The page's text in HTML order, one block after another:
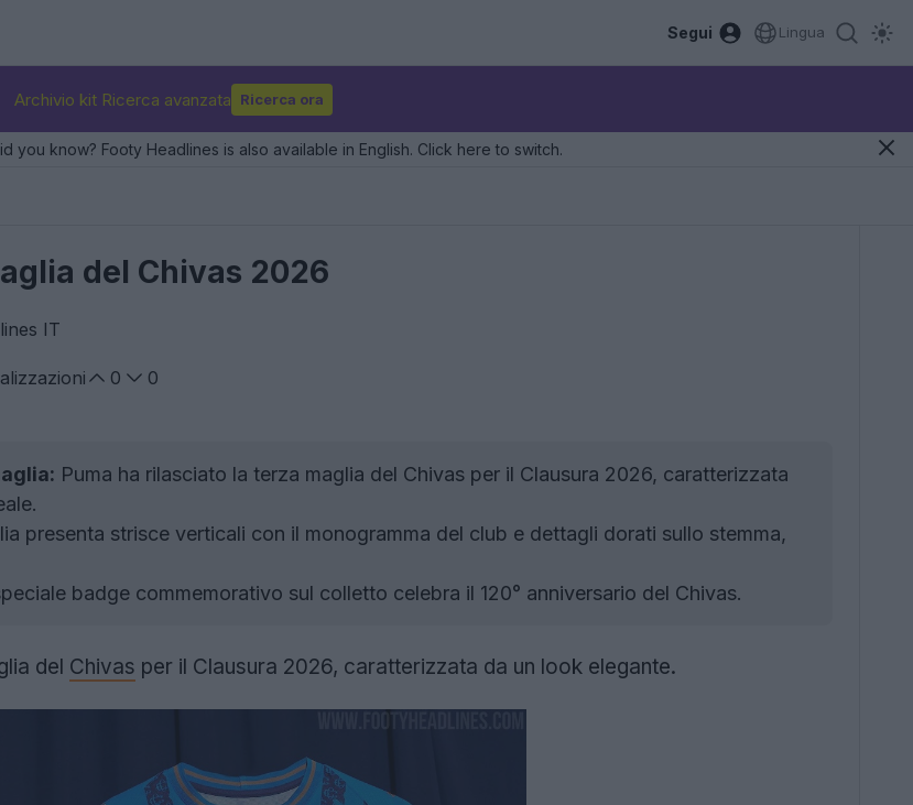
Segui Lingua
Archivio kit Ricerca avanzata Ricerca ora
you know? Footy Headlines is also available in English. Click here to switch.
del Chivas 2026
IT
0
0
Puma ha rilasciato la terza maglia del Chivas per il Clausura 2026, caratterizzata
presenta strisce verticali con il monogramma del club e dettagli dorati sullo stemma,
badge commemorativo sul colletto celebra il 120° anniversario del Chivas.
del Chivas per il Clausura 2026, caratterizzata da un look elegante.